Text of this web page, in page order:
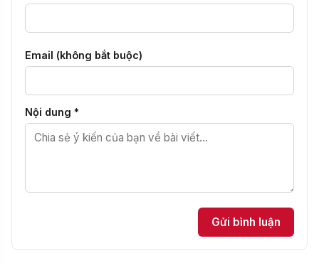
Email (không bắt buộc)
Nội dung *
Gửi bình luận